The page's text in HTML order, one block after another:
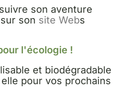
son aventure
son site Webs
l'écologie !
et biodégradable
pour vos prochains